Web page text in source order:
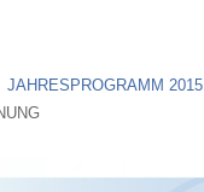
JAHRESPROGRAMM 2015